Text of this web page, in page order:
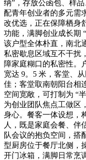
纳”，存放公函包、样
配青年创业者的多元需
改优选，正在保障栖身
功能，满脚创业成长期
该户型全体朴直，南北
私密歇息区域互不干扰
障家庭糊口的私密性。
宽达 9。5 米，客堂、
佳；客堂取南朝阳台相
空间宽敞，可打制为 “
为创业团队焦点工做区
身心。餐客一体设想，
人，既是家庭会餐、伴
队会议的抱负空间，搭
型厨房位于餐厅北侧，
开门冰箱，满脚日常烹